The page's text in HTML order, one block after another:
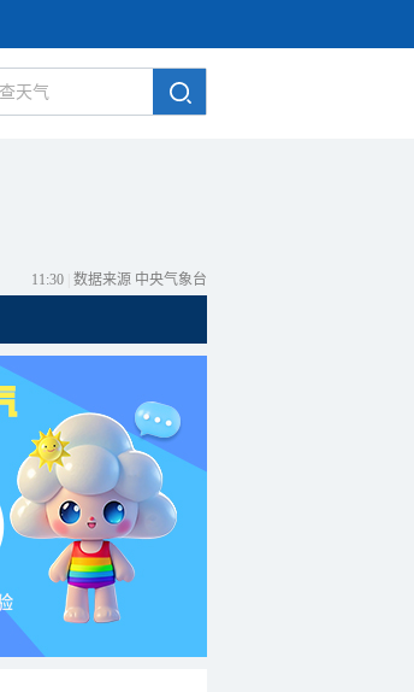
11:30 数据来源 中央气象台